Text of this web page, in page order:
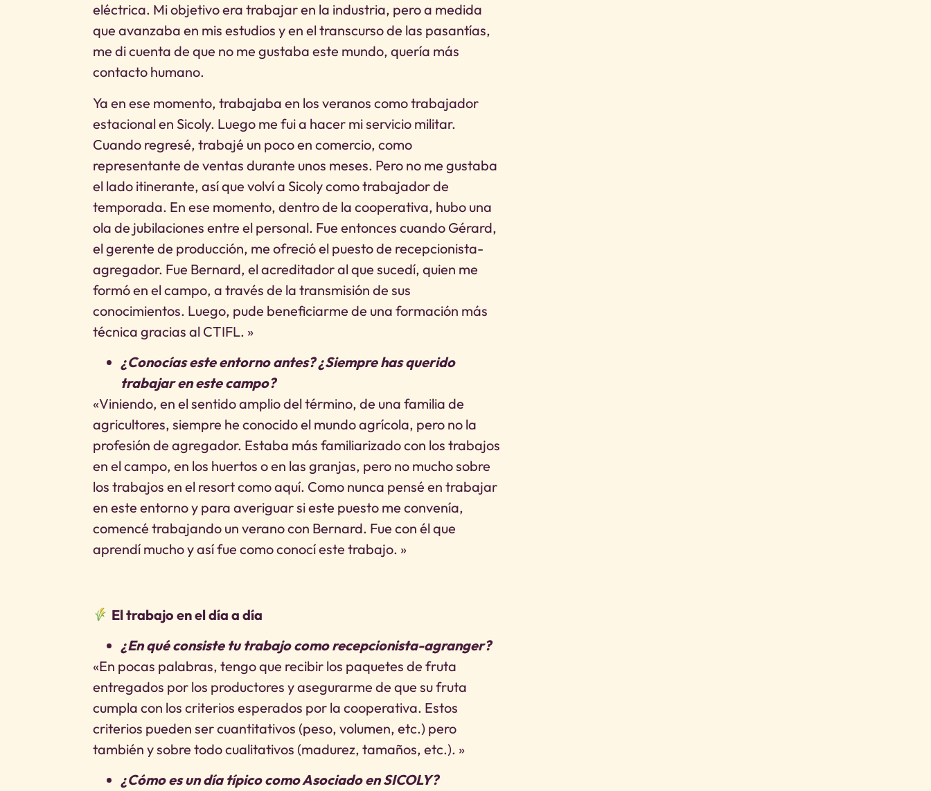
eléctrica. Mi objetivo era trabajar en la industria, pero a medida
que avanzaba en mis estudios y en el transcurso de las pasantías,
me di cuenta de que no me gustaba este mundo, quería más
contacto humano.
Ya en ese momento, trabajaba en los veranos como trabajador
estacional en Sicoly. Luego me fui a hacer mi servicio militar.
Cuando regresé, trabajé un poco en comercio, como
representante de ventas durante unos meses. Pero no me gustaba
el lado itinerante, así que volví a Sicoly como trabajador de
temporada. En ese momento, dentro de la cooperativa, hubo una
ola de jubilaciones entre el personal. Fue entonces cuando Gérard,
el gerente de producción, me ofreció el puesto de recepcionista-
agregador. Fue Bernard, el acreditador al que sucedí, quien me
formó en el campo, a través de la transmisión de sus
conocimientos. Luego, pude beneficiarme de una formación más
técnica gracias al CTIFL. »
¿Conocías este entorno antes? ¿Siempre has querido
trabajar en este campo?
«Viniendo, en el sentido amplio del término, de una familia de
agricultores, siempre he conocido el mundo agrícola, pero no la
profesión de agregador. Estaba más familiarizado con los trabajos
en el campo, en los huertos o en las granjas, pero no mucho sobre
los trabajos en el resort como aquí. Como nunca pensé en trabajar
en este entorno y para averiguar si este puesto me convenía,
comencé trabajando un verano con Bernard. Fue con él que
aprendí mucho y así fue como conocí este trabajo. »
El trabajo en el día a día
¿En qué consiste tu trabajo como recepcionista-agranger?
«En pocas palabras, tengo que recibir los paquetes de fruta
entregados por los productores y asegurarme de que su fruta
cumpla con los criterios esperados por la cooperativa. Estos
criterios pueden ser cuantitativos (peso, volumen, etc.) pero
también y sobre todo cualitativos (madurez, tamaños, etc.). »
¿Cómo es un día típico como Asociado en SICOLY?